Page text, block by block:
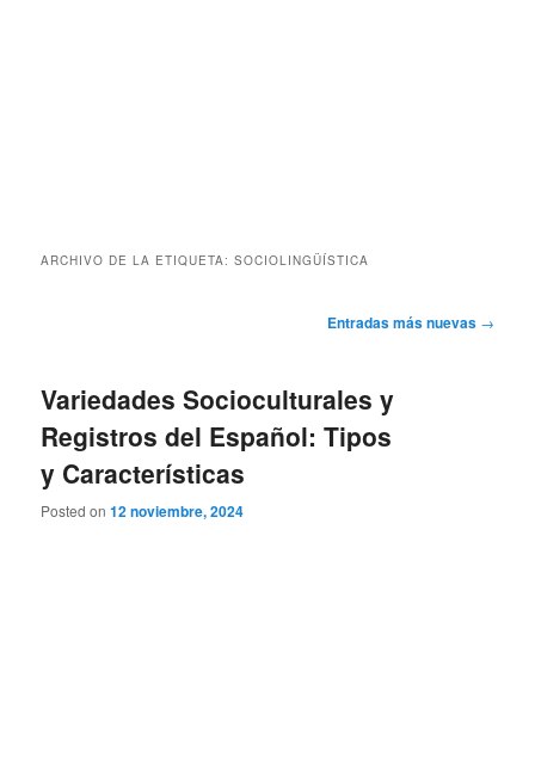
ARCHIVO DE LA ETIQUETA:SOCIOLINGÜÍSTICA
Entradas más nuevas →
Variedades Socioculturales y
Registros del Español: Tipos
y Características
Posted on12 noviembre, 2024